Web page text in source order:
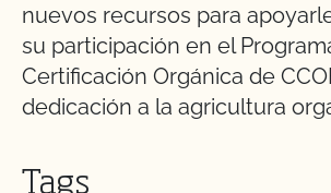
nuevos recursos para
su participación en el
Certificación Orgánica de
dedicación a la agricultura
Tags